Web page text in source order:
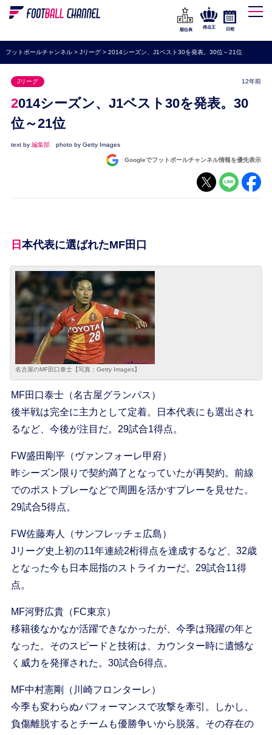
WEリーグ
海外サッカー
プレミアリーグ
セリエA
ブンデスリーガ
順位表
得点王 日程
フットボールチャンネル> Jリーグ> 2014シーズン、J1ベスト30を発表。30位～21位
Jリーグ 12年前
2014シーズン、J1ベスト30を発表。30
位～21位
text by 編集部 photo by Getty Images
Googleでフットボールチャンネル情報を優先表示
日本代表に選ばれたMF田口
名古屋のMF田口泰士【写真：Getty Images】
MF田口泰士（名古屋グランパス）
後半戦は完全に主力として定着。日本代表にも選出され
るなど、今後が注目だ。29試合1得点。
FW盛田剛平（ヴァンフォーレ甲府）
昨シーズン限りで契約満了となっていたが再契約。前線
でのポストプレーなどで周囲を活かすプレーを見せた。
29試合5得点。
FW佐藤寿人（サンフレッチェ広島）
Jリーグ史上初の11年連続2桁得点を達成するなど、32歳
となった今も日本屈指のストライカーだ。29試合11得
点。
MF河野広貴（FC東京）
移籍後なかなか活躍できなかったが、今季は飛躍の年と
なった。そのスピードと技術は、カウンター時に遺憾な
く威力を発揮された。30試合6得点。
MF中村憲剛（川崎フロンターレ）
今季も変わらぬパフォーマンスで攻撃を牽引。しかし、
負傷離脱するとチームも優勝争いから脱落。その存在の